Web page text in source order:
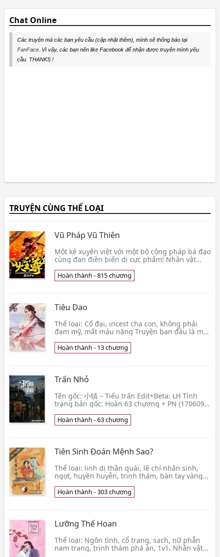
Chat Online
Các truyện mà các bạn yêu cầu (cập nhật thêm), mình sẽ thông báo tại
FanFace. Vì vậy, các bạn nên like Facebook để nhận được truyện mình yêu
cầu. THANKS !
TRUYỆN CÙNG THỂ LOẠI
Vũ Pháp Vũ Thiên
Một kẻ xuyên việt với một bộ công pháp bá đạo
cùng đan điền biến dị cực phẩm! Nhân vật
chút c👦 Tô Nguyệt Tịch
Hoàn thành - 815 chương
Tiêu Dao
Thể loại: Cổ đại, incest cha con, không phải
đam mỹ, mất máu nặng Truyện ban đầu là một
được hóa gi👦 ACOME
Hoàn thành - 13 chương
Trấn Nhỏ
Tên gốc: 小镇 – Tiểu trấn Edit+Beta: LH Tình
trạng bản gốc: Hoàn 63 chương + PN (170609)
cấn, Dị
Hoàn thành - 63 chương
Tiên Sinh Đoán Mệnh Sao?
Thể loại: linh dị thần quái, lệ chí nhân sinh,
ngọt, huyền huyễn, trinh thám, bàn tay vàng
không đ👦 Thính Thuyết Ngã Thị Hắc Sơn Lão
Yêu
Hoàn thành - 303 chương
Lưỡng Thế Hoan
Thể loại: Ngôn tình, cổ trang, sạch, nữ phẫn
nam trang, trinh thám phá án, 1v1. Nhân vật